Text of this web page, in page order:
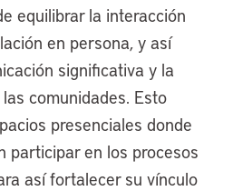
equilibrar la interacción
en persona, y así
significativa y la
comunidades. Esto
presenciales donde
participar en los procesos
así fortalecer su vínculo